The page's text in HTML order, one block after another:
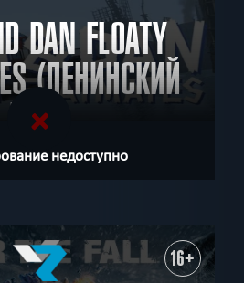
DAN FLOATY
(ЛЕНИНСКИЙ
ПР-Т)
недоступно
16+